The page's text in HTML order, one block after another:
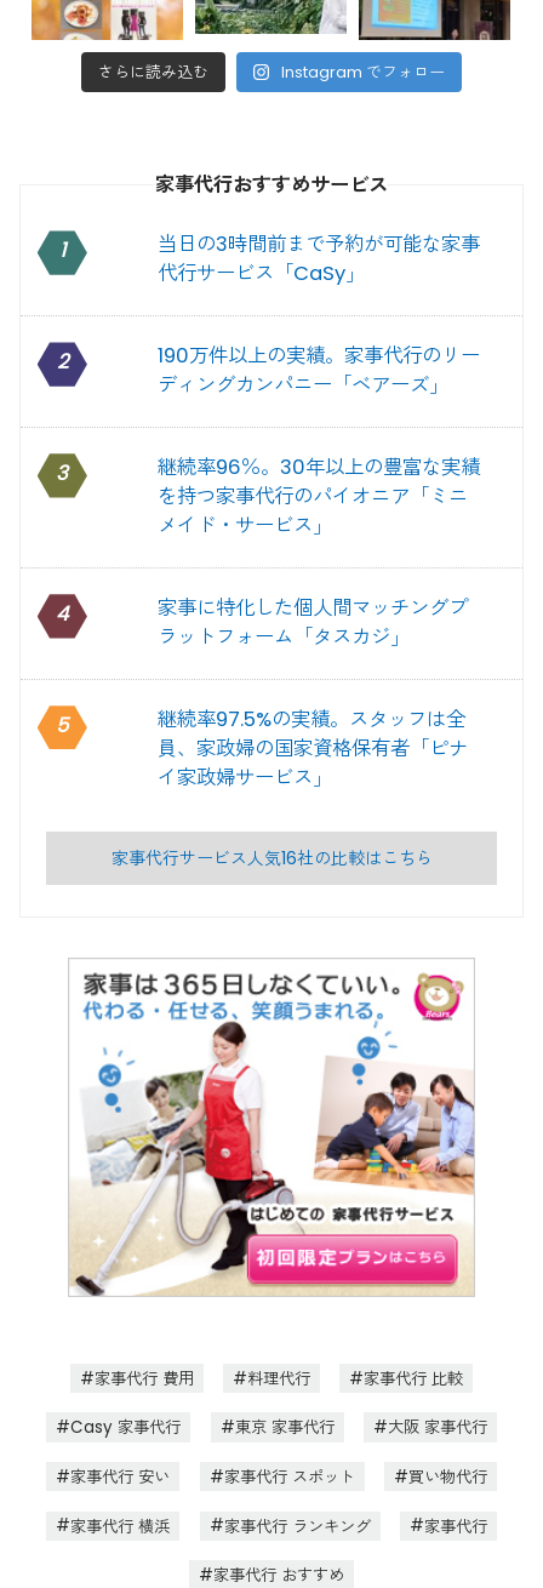
さらに読み込む Instagram でフォロー
家事代行おすすめサービス
1
当日の3時間前まで予約が可能な家事
代行サービス「CaSy」
2
190万件以上の実績。家事代行のリー
ディングカンパニー「ベアーズ」
3
継続率96％。30年以上の豊富な実績
を持つ家事代行のパイオニア「ミニ
メイド・サービス」
4
家事に特化した個人間マッチングプ
ラットフォーム「タスカジ」
5
継続率97.5%の実績。スタッフは全
員、家政婦の国家資格保有者「ピナ
イ家政婦サービス」
家事代行サービス人気16社の比較はこちら
家事代行 費用 料理代行 家事代行 比較
Casy 家事代行 東京 家事代行 大阪 家事代行
家事代行 安い 家事代行 スポット 買い物代行
家事代行 横浜 家事代行 ランキング 家事代行
家事代行 おすすめ